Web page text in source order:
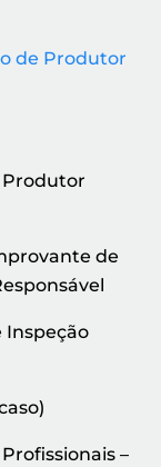
de Produtor
Produtor
de
Inspeção
–